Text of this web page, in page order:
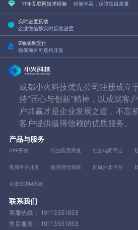
11年互联网技术经验 经验丰富，保障项目质量
实时进度反馈
企业微信群实时反馈进度
9项成果交付
确保项目可迭代开发
成都小火科技优先公司注册成立
持“匠心与创新”精神，以成就客
户共赢才是企业发展之道，不忘
客户提供值得信赖的优质服务。
产品与服务
APP开发 行业应用开发 社交电商平台
电商平台开发 教培管理系统 同城外卖平台
企微SCRM系统
联系我们
客服热线： 19113551853
售后服务： 19113551853